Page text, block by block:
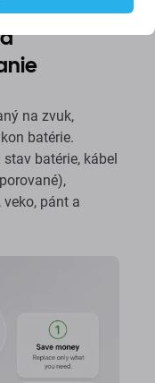
na zvuk,
batérie.
batérie, kábel
pánt a